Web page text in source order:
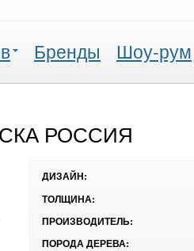
Бренды Шоу-рум
РОССИЯ
ДИЗАЙН:
ТОЛЩИНА:
ПРОИЗВОДИТЕЛЬ:
ПОРОДА ДЕРЕВА: